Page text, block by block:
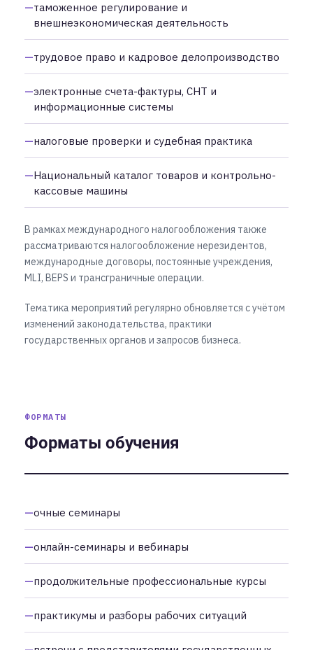
таможенное регулирование и
внешнеэкономическая деятельность
трудовое право и кадровое делопроизводство
электронные счета-фактуры, СНТ и
информационные системы
налоговые проверки и судебная практика
Национальный каталог товаров и контрольно-
кассовые машины
В рамках международного налогообложения также
рассматриваются налогообложение нерезидентов,
международные договоры, постоянные учреждения,
MLI, BEPS и трансграничные операции.
Тематика мероприятий регулярно обновляется с учётом
изменений законодательства, практики
государственных органов и запросов бизнеса.
ФОРМАТЫ
Форматы обучения
очные семинары
онлайн-семинары и вебинары
продолжительные профессиональные курсы
практикумы и разборы рабочих ситуаций